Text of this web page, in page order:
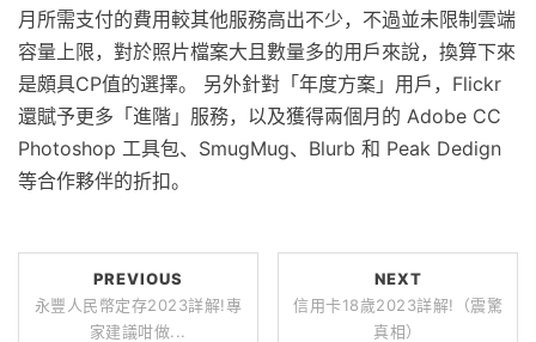
月所需支付的費用較其他服務高出不少，不過並未限制雲端
容量上限，對於照片檔案大且數量多的用戶來說，換算下來
是頗具CP值的選擇。 另外針對「年度方案」用戶，Flickr
還賦予更多「進階」服務，以及獲得兩個月的 Adobe CC
Photoshop 工具包、SmugMug、Blurb 和 Peak Dedign
等合作夥伴的折扣。
PREVIOUS
永豐人民幣定存2023詳解!專
家建議咁做...
NEXT
信用卡18歲2023詳解!（震驚
真相）